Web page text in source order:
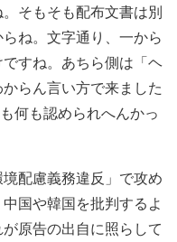
そもそも配布文書は別
ね。文字通り、一から
すね。あちら側は「ヘ
らん言い方で来ました
何も認められへんかっ
配慮義務違反」で攻め
国や韓国を批判するよ
原告の出自に照らして